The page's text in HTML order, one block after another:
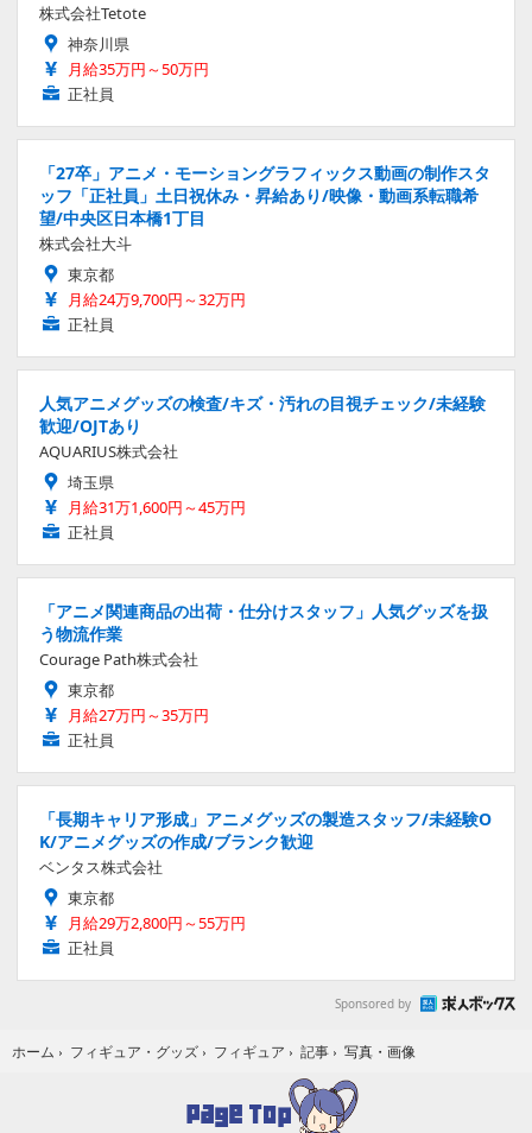
株式会社Tetote
神奈川県
月給35万円～50万円
正社員
「27卒」アニメ・モーショングラフィックス動画の制作スタ
ッフ「正社員」土日祝休み・昇給あり/映像・動画系転職希
望/中央区日本橋1丁目
株式会社大斗
東京都
月給24万9,700円～32万円
正社員
人気アニメグッズの検査/キズ・汚れの目視チェック/未経験
歓迎/OJTあり
AQUARIUS株式会社
埼玉県
月給31万1,600円～45万円
正社員
「アニメ関連商品の出荷・仕分けスタッフ」人気グッズを扱
う物流作業
Courage Path株式会社
東京都
月給27万円～35万円
正社員
「長期キャリア形成」アニメグッズの製造スタッフ/未経験O
K/アニメグッズの作成/ブランク歓迎
ベンタス株式会社
東京都
月給29万2,800円～55万円
正社員
Sponsored by
ホーム › フィギュア・グッズ › フィギュア › 記事 › 写真・画像